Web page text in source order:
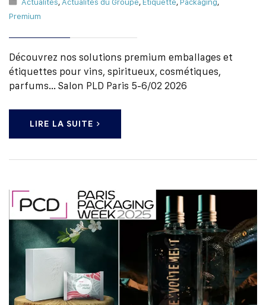
Premium
Découvrez nos solutions premium emballages et
étiquettes pour vins, spiritueux, cosmétiques,
parfums... Salon PLD Paris 5-6/02 2026
LIRE LA SUITE